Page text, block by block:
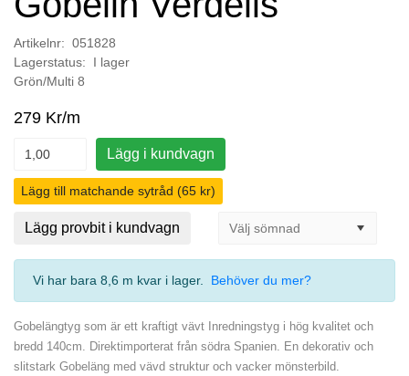
Artikelnr: 051828
Lagerstatus: I lager
Grön/Multi 8
279 Kr/m
Lägg i kundvagn
Lägg till matchande sytråd (65 kr)
Lägg provbit i kundvagn
Vi har bara 8,6 m kvar i lager. Behöver du mer?
Gobelängtyg som är ett kraftigt vävt Inredningstyg i hög kvalitet och
bredd 140cm. Direktimporterat från södra Spanien. En dekorativ och
slitstark Gobeläng med vävd struktur och vacker mönsterbild.